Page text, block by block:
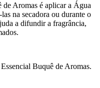
de Aromas é aplicar a Água
na secadora ou durante o
a difundir a fragrância,
Buquê de Aromas.